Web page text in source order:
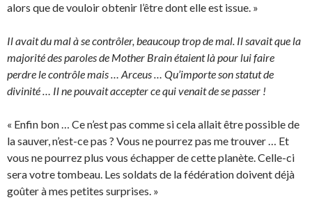
alors que de vouloir obtenir l’être dont elle est issue. »
Il avait du mal à se contrôler, beaucoup trop de mal. Il savait que la
majorité des paroles de Mother Brain étaient là pour lui faire
perdre le contrôle mais … Arceus … Qu’importe son statut de
divinité … Il ne pouvait accepter ce qui venait de se passer !
« Enfin bon … Ce n’est pas comme si cela allait être possible de
la sauver, n’est-ce pas ? Vous ne pourrez pas me trouver … Et
vous ne pourrez plus vous échapper de cette planète. Celle-ci
sera votre tombeau. Les soldats de la fédération doivent déjà
goûter à mes petites surprises. »